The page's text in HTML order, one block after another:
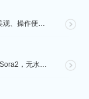
🚀 一款轻量化的启动器软件，界面简洁美观、操作便捷，并且支持插件开发。支持全键盘操作。开发者目前处于...
【Sora2视频免费生成】最新版国内直连Sora2，无水印免费使用，无需邀请码，一键生成大片，人物自...